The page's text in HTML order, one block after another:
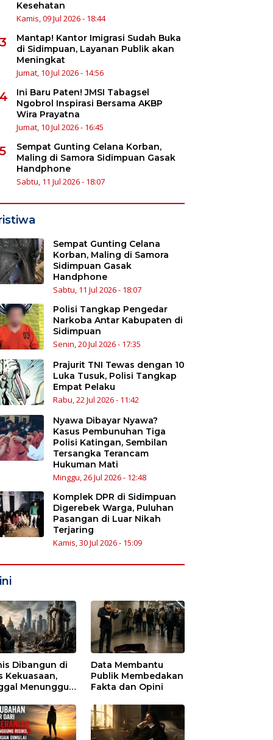
Kesehatan
Kamis, 09 Jul 2026 - 18:44
Mantap! Kantor Imigrasi Sudah Buka
di Sidimpuan, Layanan Publik akan
Meningkat
Jumat, 10 Jul 2026 - 14:56
Ini Baru Paten! JMSI Tabagsel
Ngobrol Inspirasi Bersama AKBP
Wira Prayatna
Jumat, 10 Jul 2026 - 16:45
Sempat Gunting Celana Korban,
Maling di Samora Sidimpuan Gasak
Handphone
Sabtu, 11 Jul 2026 - 18:07
Sempat Gunting Celana
Korban, Maling di Samora
Sidimpuan Gasak
Handphone
Sabtu, 11 Jul 2026 - 18:07
Polisi Tangkap Pengedar
Narkoba Antar Kabupaten di
Sidimpuan
Senin, 20 Jul 2026 - 17:35
Prajurit TNI Tewas dengan 10
Luka Tusuk, Polisi Tangkap
Empat Pelaku
Rabu, 22 Jul 2026 - 11:42
Nyawa Dibayar Nyawa?
Kasus Pembunuhan Tiga
Polisi Katingan, Sembilan
Tersangka Terancam
Hukuman Mati
Minggu, 26 Jul 2026 - 12:48
Komplek DPR di Sidimpuan
Digerebek Warga, Puluhan
Pasangan di Luar Nikah
Terjaring
Kamis, 30 Jul 2026 - 15:09
Dibangun di
Kekuasaan,
Menunggu
Data Membantu
Publik Membedakan
Fakta dan Opini